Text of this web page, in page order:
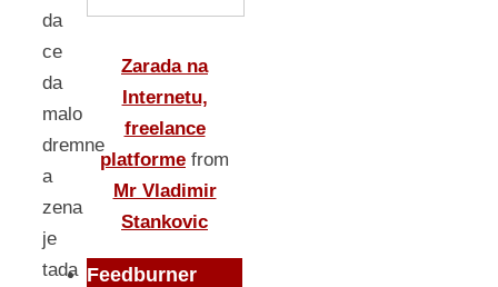
da
ce
da
malo
dremne
a
zena
je
tada
Zarada na
Internetu,
freelance
platforme from
Mr Vladimir
Stankovic
Feedburner